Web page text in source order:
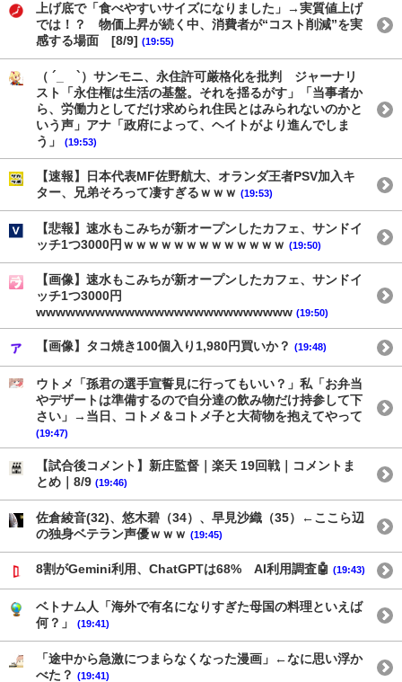
上げ底で「食べやすいサイズになりました」→実質値上げ
では！？ 物価上昇が続く中、消費者が“コスト削減”を実
感する場面 [8/9] (19:55)
（ ´_ゝ`）サンモニ、永住許可厳格化を批判 ジャーナリ
スト「永住権は生活の基盤。それを揺るがす」「当事者か
ら、労働力としてだけ求められ住民とはみられないのかと
いう声」アナ「政府によって、ヘイトがより進んでしま
う」
(19:53)
【速報】日本代表MF佐野航大、オランダ王者PSV加入キ
ター、兄弟そろって凄すぎるｗｗｗ (19:53)
【悲報】速水もこみちが新オープンしたカフェ、サンドイ
ッチ1つ3000円ｗｗｗｗｗｗｗｗｗｗｗｗｗ (19:50)
【画像】速水もこみちが新オープンしたカフェ、サンドイ
ッチ1つ3000円
wwwwwwwwwwwwwwwwwwwwwwwwww (19:50)
【画像】タコ焼き100個入り1,980円買いか？ (19:48)
ウトメ「孫君の選手宣誓見に行ってもいい？」私「お弁当
やデザートは準備するので自分達の飲み物だけ持参して下
さい」→当日、コトメ＆コトメ子と大荷物を抱えてやって
(19:47)
【試合後コメント】新庄監督｜楽天 19回戦｜コメントま
とめ｜8/9 (19:46)
佐倉綾音(32)、悠木碧（34）、早見沙織（35）←ここら辺
の独身ベテラン声優ｗｗｗ (19:45)
8割がGemini利用、ChatGPTは68% AI利用調査🤖 (19:43)
ベトナム人「海外で有名になりすぎた母国の料理といえば
何？」
(19:41)
「途中から急激につまらなくなった漫画」←なに思い浮か
べた？ (19:41)